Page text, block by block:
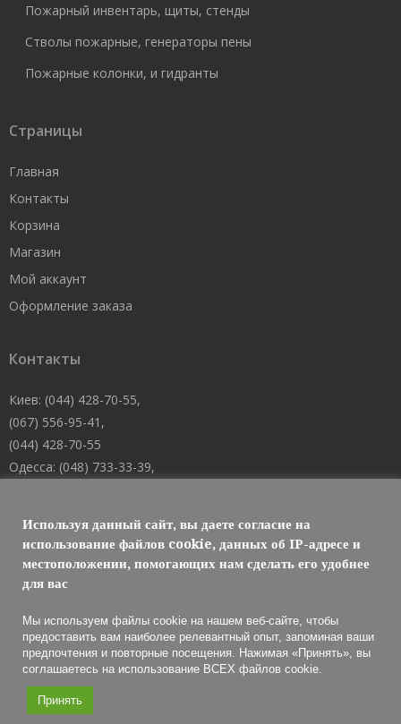
Пожарный инвентарь, щиты, стенды
Стволы пожарные, генераторы пены
Пожарные колонки, и гидранты
Страницы
Главная
Контакты
Корзина
Магазин
Мой аккаунт
Оформление заказа
Контакты
Киев: (044) 428-70-55,
(067) 556-95-41,
(044) 428-70-55
Одесса: (048) 733-33-39,
Днепр: (067) 488-10-45
E-mail: welcome@101mk.com
Обслуживание огнетушителей 2021 © МАРКО ЛТД
Используя данный сайт, вы даете согласие на
использование файлов cookie, данных об IP-адресе и
местоположении, помогающих нам сделать его удобнее
для вас
Мы используем файлы cookie на нашем веб-сайте, чтобы
предоставить вам наиболее релевантный опыт, запоминая ваши
предпочтения и повторные посещения. Нажимая «Принять», вы
соглашаетесь на использование ВСЕХ файлов cookie.
Принять